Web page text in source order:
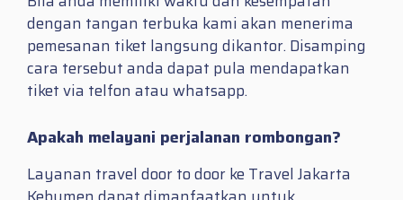
dengan tangan terbuka kami akan menerima
pemesanan tiket langsung dikantor. Disamping
cara tersebut anda dapat pula mendapatkan
tiket via telfon atau whatsapp.
Apakah melayani perjalanan rombongan?
Layanan travel door to door ke Travel Jakarta